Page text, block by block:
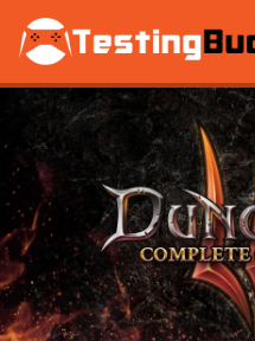
Zum Hauptinhalt springen